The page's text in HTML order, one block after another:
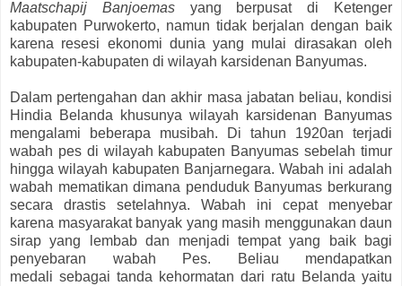
Maatschapij Banjoemasyang berpusat di Ketenger
kabupaten Purwokerto, namun tidak berjalan dengan baik
karena resesi ekonomi dunia yang mulai dirasakan oleh
kabupaten-kabupaten di wilayah karsidenan Banyumas.
Dalam pertengahan dan akhir masa jabatan beliau, kondisi
Hindia Belanda khusunya wilayah karsidenan Banyumas
mengalami beberapa musibah. Di tahun 1920an terjadi
wabah pes di wilayah kabupaten Banyumas sebelah timur
hingga wilayah kabupaten Banjarnegara. Wabah ini adalah
wabah mematikan dimana penduduk Banyumas berkurang
secara drastis setelahnya. Wabah ini cepat menyebar
karena masyarakat banyak yang masih menggunakan daun
sirap yang lembab dan menjadi tempat yang baik bagi
penyebaran wabah Pes.
Beliau mendapatkan
medali sebagai tanda kehormatan dari ratu Belanda yaitu